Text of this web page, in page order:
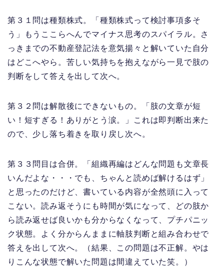
第３１問は種類株式。「種類株式って検討事項多そ
う」もうここらへんでマイナス思考のスパイラル。さ
っきまでの不動産登記法を意気揚々と解いていた自分
はどこへやら。苦しい気持ちを抱えながら一見で肢の
判断をして答えを出して次へ。
第３２問は解散後にできないもの。「肢の文章が短
い！短すぎる！ありがとう涙。」これは即判断出来た
ので、少し落ち着きを取り戻し次へ。
第３３問目は合併。「組織再編はどんな問題も文章長
いんだよな・・・でも、ちゃんと読めば解けるはず」
と思ったのだけど、書いている内容が全然頭に入って
こない。読み返そうにも時間が気になって、どの肢か
ら読み返せば良いかも分からなくなって、プチパニッ
ク状態。よく分からんままに軸肢判断と組み合わせで
答えを出して次へ。（結果、この問題は不正解。やは
りこんな状態で解いた問題は間違えていた笑。）